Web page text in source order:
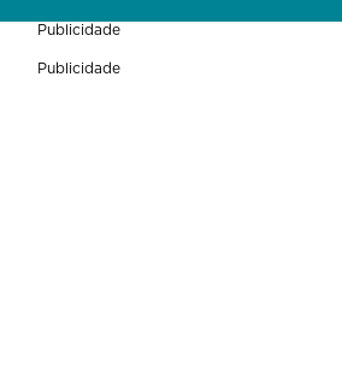
Publicidade
Publicidade